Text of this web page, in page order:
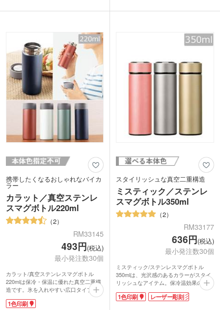
のでいつでも清潔に保てます。
にオリジナルデザインを印刷可能です。
レーザー彫刻もできるので、高級感を出
したい記念品ボトルにもおすすめ。アウ
トドアショップの購入特典や各種大会の
参加特典。学校の卒業記念や企業の創立
記念品として人気の高いノベルティで
す。
プリカ1個分の約100gと超軽量だから、
ク・ホワイト、ゴージャスなシャンパン
ナルボトル制作が可能です。企業ロゴや
施設名等を印刷してノベルティとしてい
携帯したくなるおしゃれなバイカ
ラー
カラット／真空ステンレ
スマグボトル220ml
2
RM33145
493円(税込)
最小発注数30個
カラット/真空ステンレスマグボトル
220mlは保冷・保温に優れた真空二重構
造です。氷を入れやすい広口タイプの飲
み口でお手入れもラクラク!コンパクト
でかさばらない容量220mlは、ちょっと
1色印刷
スタイリッシュな真空二重構造
ミスティック／ステンレ
スマグボトル350ml
2
RM33177
636円(税込)
最小発注数30個
ミスティック/ステンレスマグボトル
350mlは、光沢感のあるカラーがスタイ
リッシュなアイテム。保冷温効果の持続
する真空二重構造です。使い勝手の良い
350ml容量で、通勤・通学用にもおすす
1色印刷 レーザー彫刻